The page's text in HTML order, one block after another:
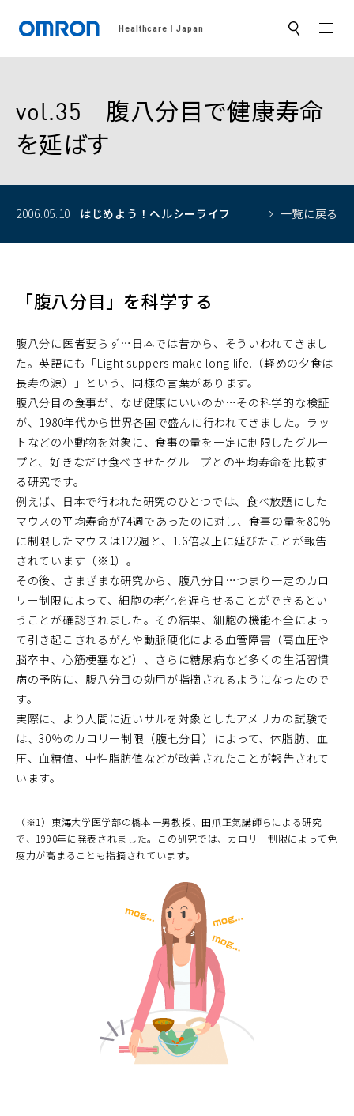
Healthcare Japan サ
ト
索
vol.35 腹八分目で健康寿命
を延ばす
2006.05.10 はじめよう！ ヘルシーライフ 一覧に戻る
「腹八分目」を科学する
腹八分に医者要らず…日本では昔から、そういわれてきまし
た。英語にも「Light suppers make long life.（軽めの夕食は
長寿の源）」という、同様の言葉があります。
腹八分目の食事が、なぜ健康にいいのか…その科学的な検証
が、1980年代から世界各国で盛んに行われてきました。ラッ
トなどの小動物を対象に、食事の量を一定に制限したグルー
プと、好きなだけ食べさせたグループとの平均寿命を比較す
る研究です。
例えば、日本で行われた研究のひとつでは、食べ放題にした
マウスの平均寿命が74週であったのに対し、食事の量を80％
に制限したマウスは122週と、1.6倍以上に延びたことが報告
されています（※1）。
その後、さまざまな研究から、腹八分目…つまり一定のカロ
リー制限によって、細胞の老化を遅らせることができるとい
うことが確認されました。その結果、細胞の機能不全によっ
て引き起こされるがんや動脈硬化による血管障害（高血圧や
脳卒中、心筋梗塞など）、さらに糖尿病など多くの生活習慣
病の予防に、腹八分目の効用が指摘されるようになったので
す。
実際に、より人間に近いサルを対象としたアメリカの試験で
は、30％のカロリー制限（腹七分目）によって、体脂肪、血
圧、血糖値、中性脂肪値などが改善されたことが報告されて
います。
（※1）東海大学医学部の橋本一男教授、田爪正気講師らによる研究
で、1990年に発表されました。この研究では、カロリー制限によって免
疫力が高まることも指摘されています。